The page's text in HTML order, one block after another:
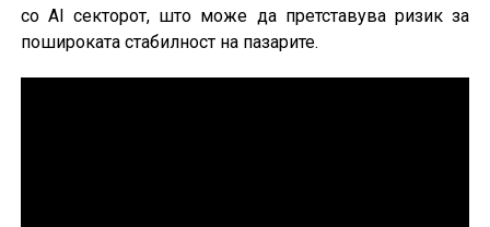
со AI секторот, што може да претставува ризик за
пошироката стабилност на пазарите.